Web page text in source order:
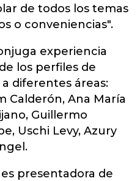
de todos los temas
o conveniencias".
experiencia
los perfiles de
diferentes áreas:
Calderón, Ana María
Guillermo
Uschi Levy, Azury
presentadora de